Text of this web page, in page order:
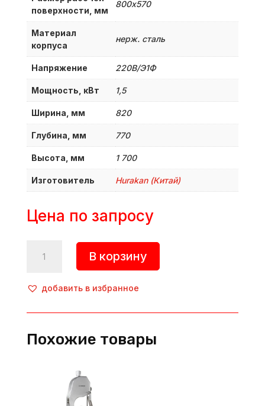
поверхности, мм
800х570
Материал
корпуса
нерж. сталь
Напряжение 220В/Э1Ф
Мощность, кВт 1,5
Ширина, мм 820
Глубина, мм 770
Высота, мм 1 700
Изготовитель Hurakan (Китай)
Цена по запросу
товара
для
мяса,
SE/2580,
В корзину
добавить в избранное
Похожие товары